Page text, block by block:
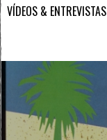
VÍDEOS & ENTREVISTAS